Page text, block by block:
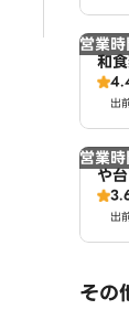
営業
和
出
営業
や
出
その